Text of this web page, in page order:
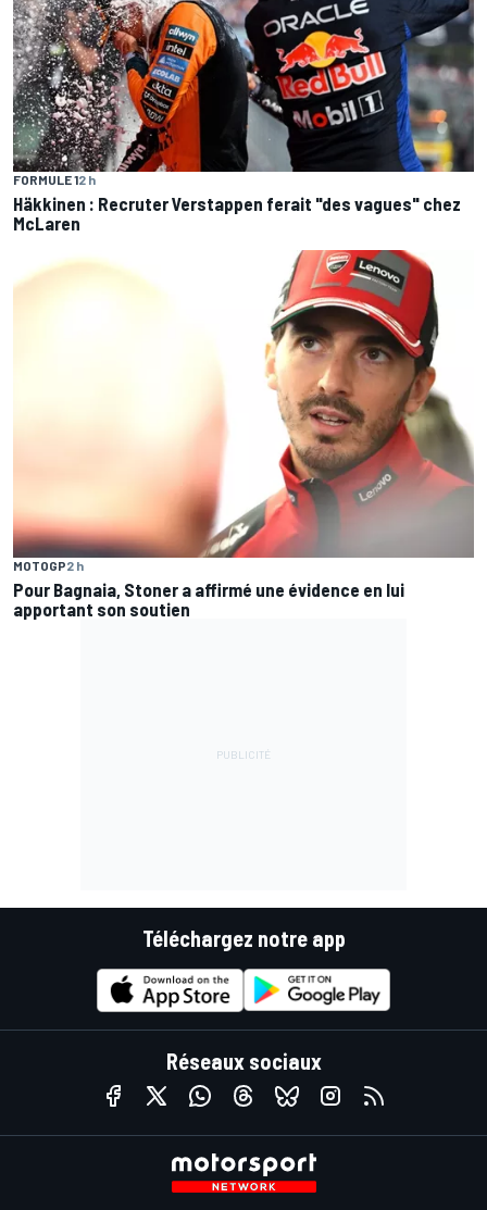
FORMULE 12 h
Häkkinen : Recruter Verstappen ferait "des vagues" chez
McLaren
MOTOGP2 h
Pour Bagnaia, Stoner a affirmé une évidence en lui
apportant son soutien
Téléchargez notre app
Réseaux sociaux